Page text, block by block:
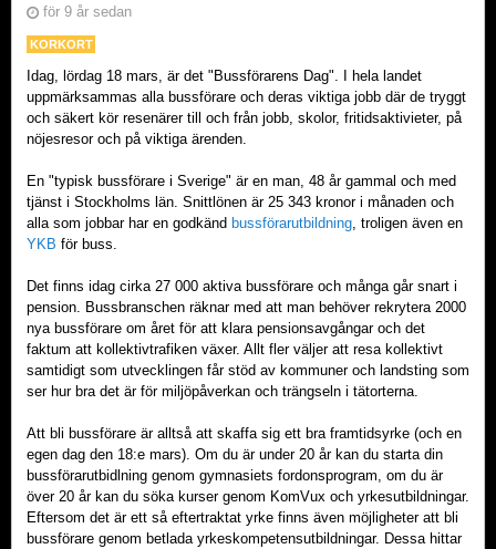
för 9 år sedan
KORKORT
Idag, lördag 18 mars, är det "Bussförarens Dag". I hela landet
uppmärksammas alla bussförare och deras viktiga jobb där de tryggt
och säkert kör resenärer till och från jobb, skolor, fritidsaktivieter, på
nöjesresor och på viktiga ärenden.
En "typisk bussförare i Sverige" är en man, 48 år gammal och med
tjänst i Stockholms län. Snittlönen är 25 343 kronor i månaden och
alla som jobbar har en godkänd bussförarutbildning, troligen även en
YKB för buss.
Det finns idag cirka 27 000 aktiva bussförare och många går snart i
pension. Bussbranschen räknar med att man behöver rekrytera 2000
nya bussförare om året för att klara pensionsavgångar och det
faktum att kollektivtrafiken växer. Allt fler väljer att resa kollektivt
samtidigt som utvecklingen får stöd av kommuner och landsting som
ser hur bra det är för miljöpåverkan och trängseln i tätorterna.
Att bli bussförare är alltså att skaffa sig ett bra framtidsyrke (och en
egen dag den 18:e mars). Om du är under 20 år kan du starta din
bussförarutbidlning genom gymnasiets fordonsprogram, om du är
över 20 år kan du söka kurser genom KomVux och yrkesutbildningar.
Eftersom det är ett så eftertraktat yrke finns även möjligheter att bli
bussförare genom betlada yrkeskompetensutbildningar. Dessa hittar